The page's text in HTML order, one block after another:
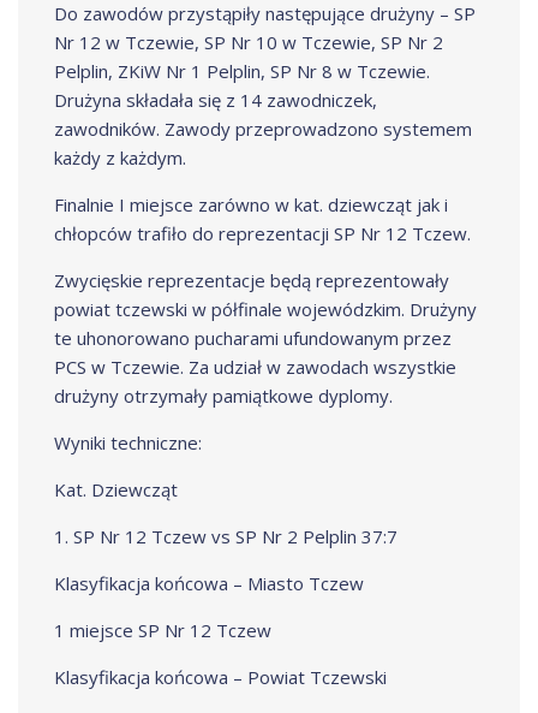
Do zawodów przystąpiły następujące drużyny – SP
Nr 12 w Tczewie, SP Nr 10 w Tczewie, SP Nr 2
Pelplin, ZKiW Nr 1 Pelplin, SP Nr 8 w Tczewie.
Drużyna składała się z 14 zawodniczek,
zawodników. Zawody przeprowadzono systemem
każdy z każdym.
Finalnie I miejsce zarówno w kat. dziewcząt jak i
chłopców trafiło do reprezentacji SP Nr 12 Tczew.
Zwycięskie reprezentacje będą reprezentowały
powiat tczewski w półfinale wojewódzkim. Drużyny
te uhonorowano pucharami ufundowanym przez
PCS w Tczewie. Za udział w zawodach wszystkie
drużyny otrzymały pamiątkowe dyplomy.
Wyniki techniczne:
Kat. Dziewcząt
1. SP Nr 12 Tczew vs SP Nr 2 Pelplin 37:7
Klasyfikacja końcowa – Miasto Tczew
1 miejsce SP Nr 12 Tczew
Klasyfikacja końcowa – Powiat Tczewski